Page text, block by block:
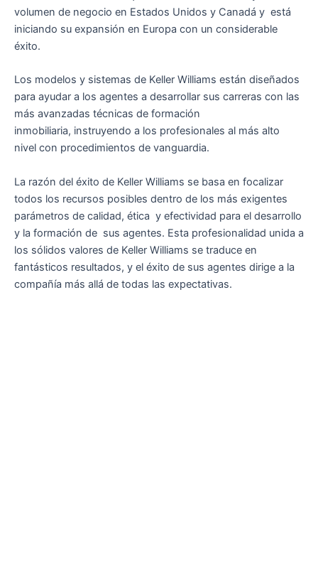
volumen de negocio en Estados Unidos y Canadá y está
iniciando su expansión en Europa con un considerable
éxito.
Los modelos y sistemas de Keller Williams están diseñados
para ayudar a los agentes a desarrollar sus carreras con las
más avanzadas técnicas de formación
inmobiliaria, instruyendo a los profesionales al más alto
nivel con procedimientos de vanguardia.
La razón del éxito de Keller Williams se basa en focalizar
todos los recursos posibles dentro de los más exigentes
parámetros de calidad, ética y efectividad para el desarrollo
y la formación de sus agentes. Esta profesionalidad unida a
los sólidos valores de Keller Williams se traduce en
fantásticos resultados, y el éxito de sus agentes dirige a la
compañía más allá de todas las expectativas.